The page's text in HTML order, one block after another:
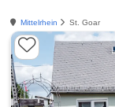
Mittelrhein St. Goar